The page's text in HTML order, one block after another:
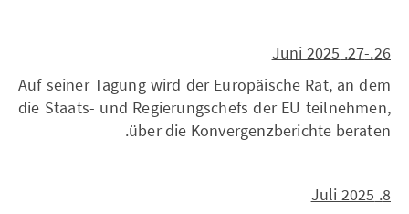
26.-27. Juni 2025
Auf seiner Tagung wird der Europäische Rat, an dem
die Staats- und Regierungschefs der EU teilnehmen,
über die Konvergenzberichte beraten.
8. Juli 2025